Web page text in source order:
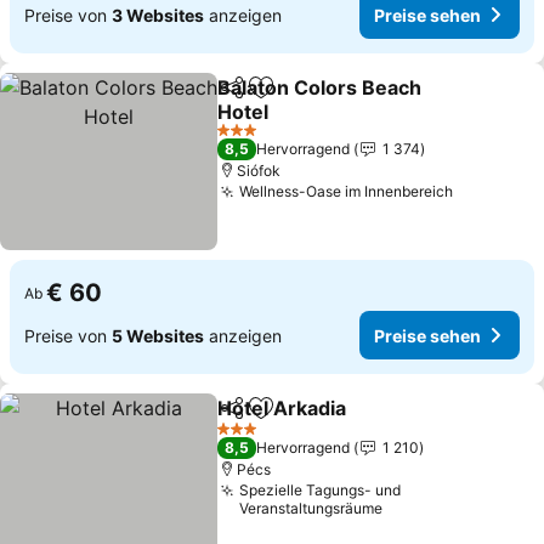
Preise von 3 Websites anzeigen Preise sehen
TeilenZu Favoriten hinzufügen
Balaton Colors Beach
Hotel
Preise sehen
3 Sterne
8,5 Hervorragend
1 374
Siófok
Wellness-Oase im InnenbereichPreise
Ab € 60
Preise von 5 Websites anzeigen Preise sehen
TeilenZu Favoriten hinzufügen
Hotel Arkadia
3 Sterne
8,5 Hervorragend
1 210
Pécs
Spezielle Tagungs- und
Veranstaltungsräume